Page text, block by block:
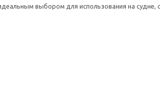
выбором для использования на судне,